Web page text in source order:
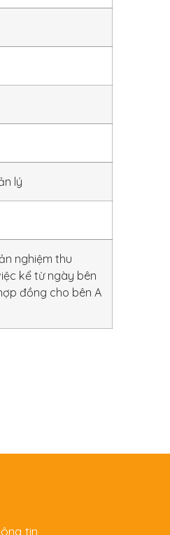
lý
nghiệm thu
kể từ ngày bên
đồng cho bên A
tin